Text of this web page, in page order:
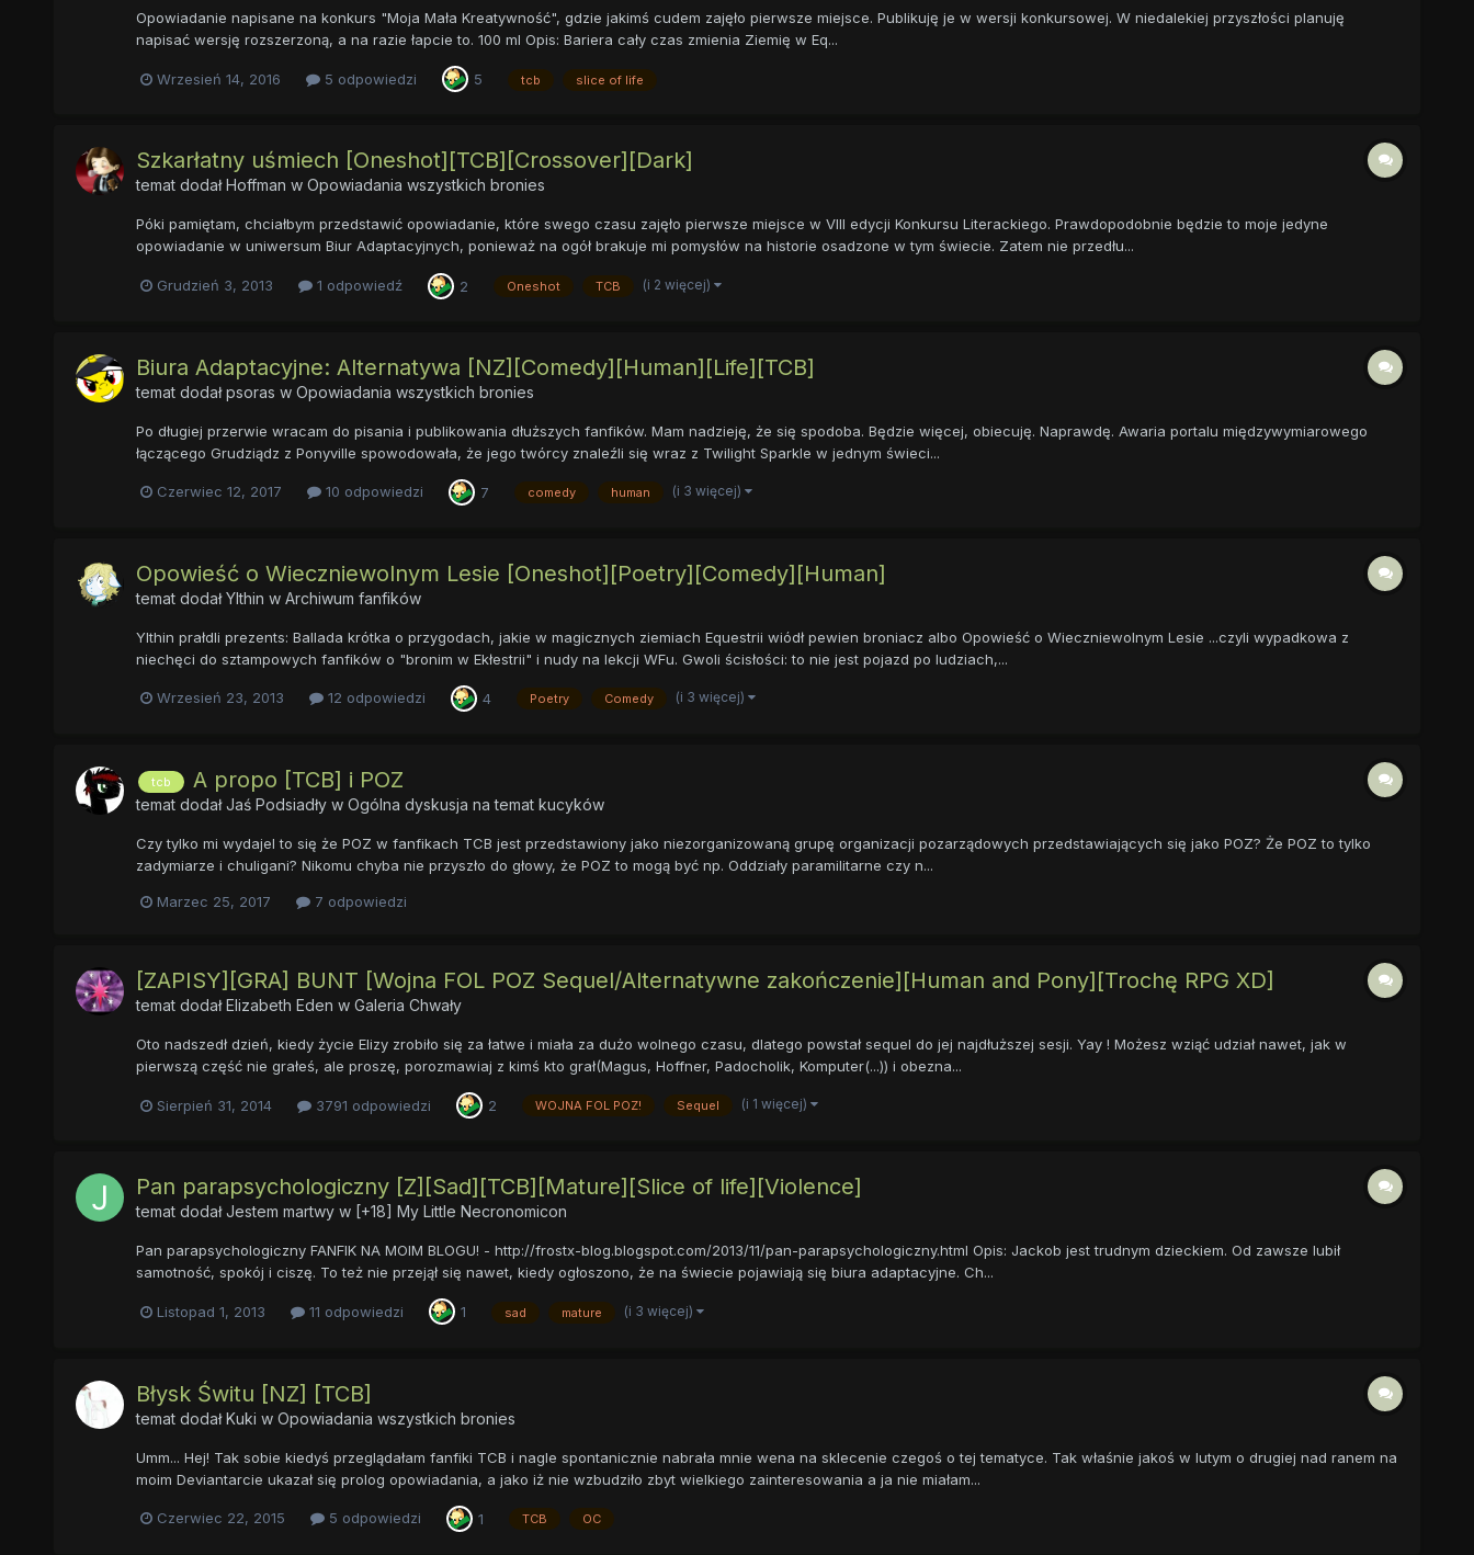
Opowiadanie napisane na konkurs "Moja Mała Kreatywność", gdzie jakimś cudem zajęło pierwsze miejsce. Publikuję je w wersji konkursowej. W niedalekiej przyszłości planuję
napisać wersję rozszerzoną, a na razie łapcie to. 100 ml Opis: Bariera cały czas zmienia Ziemię w Eq...
Wrzesień 14, 2016 5 odpowiedzi 5 tcb slice of life
Szkarłatny uśmiech [Oneshot][TCB][Crossover][Dark]
temat dodałHoffman w Opowiadania wszystkich bronies
Póki pamiętam, chciałbym przedstawić opowiadanie, które swego czasu zajęło pierwsze miejsce w VIII edycji Konkursu Literackiego. Prawdopodobnie będzie to moje jedyne
opowiadanie w uniwersum Biur Adaptacyjnych, ponieważ na ogół brakuje mi pomysłów na historie osadzone w tym świecie. Zatem nie przedłu...
Grudzień 3, 2013 1 odpowiedź 2 Oneshot TCB (i 2 więcej)
Biura Adaptacyjne: Alternatywa [NZ][Comedy][Human][Life][TCB]
temat dodałpsoras w Opowiadania wszystkich bronies
Po długiej przerwie wracam do pisania i publikowania dłuższych fanfików. Mam nadzieję, że się spodoba. Będzie więcej, obiecuję. Naprawdę. Awaria portalu międzywymiarowego
łączącego Grudziądz z Ponyville spowodowała, że jego twórcy znaleźli się wraz z Twilight Sparkle w jednym świeci...
Czerwiec 12, 2017 10 odpowiedzi 7 comedy human (i 3 więcej)
Opowieść o Wieczniewolnym Lesie [Oneshot][Poetry][Comedy][Human]
temat dodałYlthin w Archiwum fanfików
Ylthin prałdli prezents: Ballada krótka o przygodach, jakie w magicznych ziemiach Equestrii wiódł pewien broniacz albo Opowieść o Wieczniewolnym Lesie ...czyli wypadkowa z
niechęci do sztampowych fanfików o "bronim w Ekłestrii" i nudy na lekcji WFu. Gwoli ścisłości: to nie jest pojazd po ludziach,...
Wrzesień 23, 2013 12 odpowiedzi 4 Poetry Comedy (i 3 więcej)
tcb A propo [TCB] i POZ
temat dodałJaś Podsiadływ Ogólna dyskusja na temat kucyków
Czy tylko mi wydajel to się że POZ w fanfikach TCB jest przedstawiony jako niezorganizowaną grupę organizacji pozarządowych przedstawiających się jako POZ? Że POZ to tylko
zadymiarze i chuligani? Nikomu chyba nie przyszło do głowy, że POZ to mogą być np. Oddziały paramilitarne czy n...
Marzec 25, 2017 7 odpowiedzi
[ZAPISY][GRA] BUNT [Wojna FOL POZ Sequel/Alternatywne zakończenie][Human and Pony][Trochę RPG XD]
temat dodałElizabeth Eden w Galeria Chwały
Oto nadszedł dzień, kiedy życie Elizy zrobiło się za łatwe i miała za dużo wolnego czasu, dlatego powstał sequel do jej najdłuższej sesji. Yay ! Możesz wziąć udział nawet, jak w
pierwszą część nie grałeś, ale proszę, porozmawiaj z kimś kto grał(Magus, Hoffner, Padocholik, Komputer(...)) i obezna...
Sierpień 31, 2014 3791 odpowiedzi 2 WOJNA FOL POZ! Sequel (i 1 więcej)
Pan parapsychologiczny [Z][Sad][TCB][Mature][Slice of life][Violence]
temat dodałJestem martwyw [+18] My Little Necronomicon
Pan parapsychologiczny FANFIK NA MOIM BLOGU! - http://frostx-blog.blogspot.com/2013/11/pan-parapsychologiczny.html Opis: Jackob jest trudnym dzieckiem. Od zawsze lubił
samotność, spokój i ciszę. To też nie przejął się nawet, kiedy ogłoszono, że na świecie pojawiają się biura adaptacyjne. Ch...
Listopad 1, 2013 11 odpowiedzi 1 sad mature (i 3 więcej)
Błysk Świtu [NZ] [TCB]
temat dodałKuki w Opowiadania wszystkich bronies
Umm... Hej! Tak sobie kiedyś przeglądałam fanfiki TCB i nagle spontanicznie nabrała mnie wena na sklecenie czegoś o tej tematyce. Tak właśnie jakoś w lutym o drugiej nad ranem na
moim Deviantarcie ukazał się prolog opowiadania, a jako iż nie wzbudziło zbyt wielkiego zainteresowania a ja nie miałam...
Czerwiec 22, 2015 5 odpowiedzi 1 TCB OC